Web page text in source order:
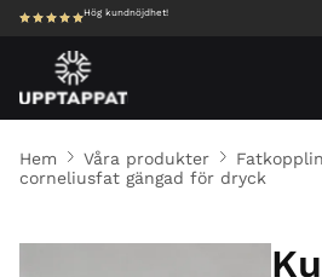
Hög kundnöjdhet!
Hem Våra produkter
corneliusfat gängad för dryck